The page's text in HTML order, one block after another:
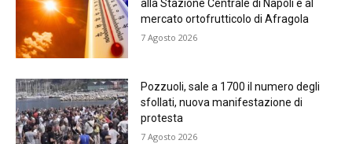
alla Stazione Centrale di Napoli e al
mercato ortofrutticolo di Afragola
7 Agosto 2026
Pozzuoli, sale a 1700 il numero degli
sfollati, nuova manifestazione di
protesta
7 Agosto 2026